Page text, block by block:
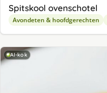
Spitskool ovenschotel
Avondeten & hoofdgerechten
AI-kok